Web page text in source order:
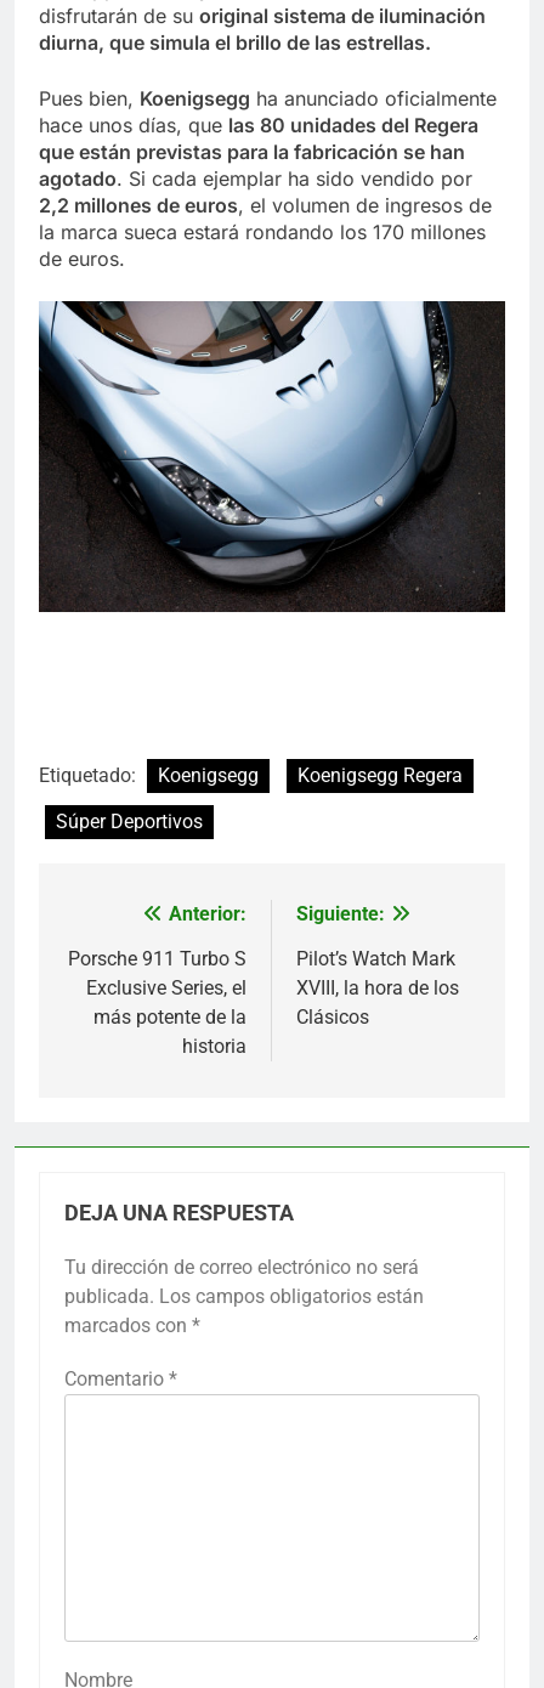
disfrutarán de su original sistema de iluminación
diurna, que simula el brillo de las estrellas.
Pues bien, Koenigsegg ha anunciado oficialmente
hace unos días, que las 80 unidades del Regera
que están previstas para la fabricación se han
agotado. Si cada ejemplar ha sido vendido por
2,2 millones de euros, el volumen de ingresos de
la marca sueca estará rondando los 170 millones
de euros.
Etiquetado: Koenigsegg
Koenigsegg Regera
Súper Deportivos
Navegación
de
entradas
Anterior:
Porsche 911 Turbo S
Exclusive Series, el
más potente de la
historia
Siguiente:
Pilot’s Watch Mark
XVIII, la hora de los
Clásicos
DEJA UNA RESPUESTA
Tu dirección de correo electrónico no será
publicada. Los campos obligatorios están
marcados con *
Comentario *
Nombre